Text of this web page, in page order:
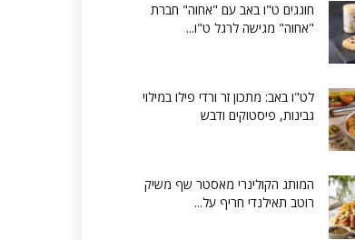
חוגגים ט"ו באב עם "אחוה" חברת
"אחוה" מגישה לרגל ט"ו...
לט"ו באב: מתכון זר ורדי פילו במילוי
גבינות, פיסטוקים ודבש
המותג הקולינרי מאסטר שף משיק
רוטב תאילנדי חריף על...